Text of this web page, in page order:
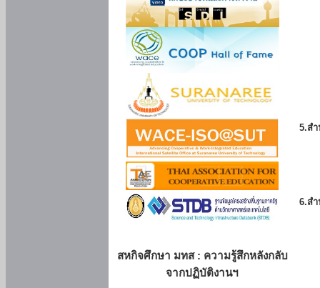
สหกิจศึกษา มทส : ความรู้สึกหลังกลับ
จากปฏิบัติงานฯ
5.ส
6.ส